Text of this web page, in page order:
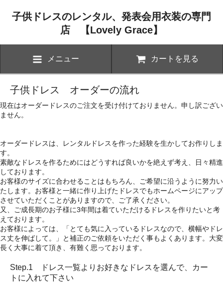
子供ドレスのレンタル、発表会用衣装の専門
店 【Lovely Grace】
メニュー カートを見る
子供ドレス オーダーの流れ
現在はオーダードレスのご注文を受け付けておりません。申し訳ござい
ません。
オーダードレスは、レンタルドレスを作った経験を生かしてお作りしま
す。
素敵なドレスを作るためにはどうすれば良いかを絶えず考え、日々精進
しております。
お客様のサイズに合わせることはもちろん、ご希望に沿うように努力い
たします。お客様と一緒に作り上げたドレスでもホームページにアップ
させていただくことがありますので、ご了承ください。
又、ご成長期のお子様に3年間は着ていただけるドレスを作りたいと考
えております。
お客様によっては、「とても気に入っているドレスなので、横幅やドレ
ス丈を伸ばして。」と補正のご依頼をいただく事もよくあります。大変
長く大事に着て頂き、有難く思っております。
Step.1 ドレス一覧よりお好きなドレスを選んで、カー
トに入れて下さい